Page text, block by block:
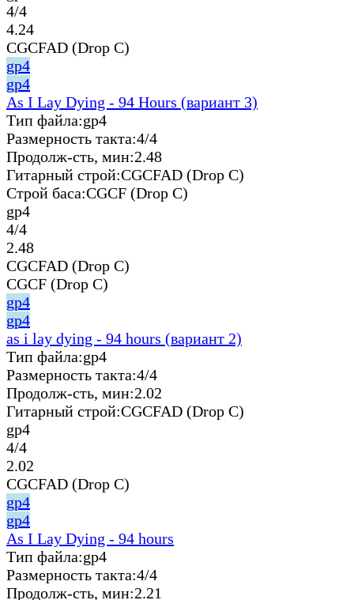
4/4
4.24
CGCFAD (Drop C)
gp4
gp4
As I Lay Dying - 94 Hours (вариант 3)
Тип файла:gp4
Размерность такта:4/4
Продолж-сть, мин:2.48
Гитарный строй:CGCFAD (Drop C)
Строй баса:CGCF (Drop C)
gp4
4/4
2.48
CGCFAD (Drop C)
CGCF (Drop C)
gp4
gp4
as i lay dying - 94 hours (вариант 2)
Тип файла:gp4
Размерность такта:4/4
Продолж-сть, мин:2.02
Гитарный строй:CGCFAD (Drop C)
gp4
4/4
2.02
CGCFAD (Drop C)
gp4
gp4
As I Lay Dying - 94 hours
Тип файла:gp4
Размерность такта:4/4
Продолж-сть, мин:2.21